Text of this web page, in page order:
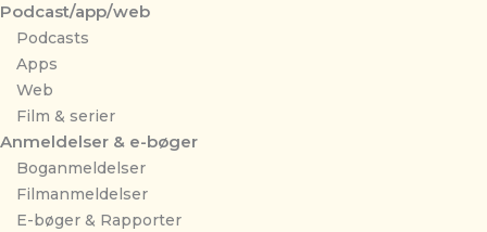
Podcast/app/web
Podcasts
Apps
Web
Film & serier
Anmeldelser & e-bøger
Boganmeldelser
Filmanmeldelser
E-bøger & Rapporter